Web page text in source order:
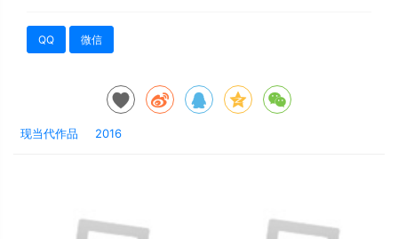
QQ 微信
现当代作品 2016